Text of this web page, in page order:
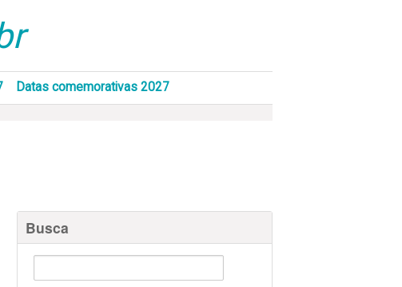
Datas comemorativas 2027
Busca